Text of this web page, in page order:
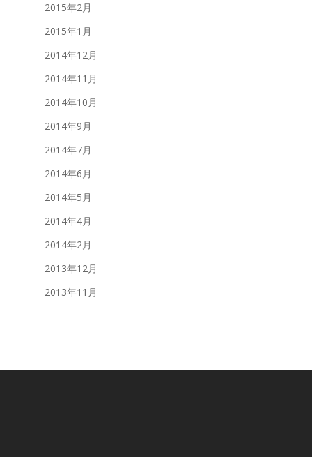
2015年2月
2015年1月
2014年12月
2014年11月
2014年10月
2014年9月
2014年7月
2014年6月
2014年5月
2014年4月
2014年2月
2013年12月
2013年11月